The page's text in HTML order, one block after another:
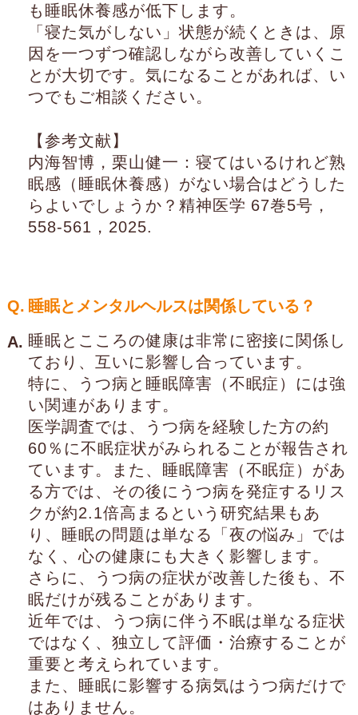
も睡眠休養感が低下します。
「寝た気がしない」状態が続くときは、原
因を一つずつ確認しながら改善していくこ
とが大切です。気になることがあれば、い
つでもご相談ください。
【参考文献】
内海智博，栗山健一：寝てはいるけれど熟
眠感（睡眠休養感）がない場合はどうした
らよいでしょうか？精神医学 67巻5号，
558-561，2025.
Q. 睡眠とメンタルヘルスは関係している？
A. 睡眠とこころの健康は非常に密接に関係し
ており、互いに影響し合っています。
特に、うつ病と睡眠障害（不眠症）には強
い関連があります。
医学調査では、うつ病を経験した方の約
60％に不眠症状がみられることが報告され
ています。また、睡眠障害（不眠症）があ
る方では、その後にうつ病を発症するリス
クが約2.1倍高まるという研究結果もあ
り、睡眠の問題は単なる「夜の悩み」では
なく、心の健康にも大きく影響します。
さらに、うつ病の症状が改善した後も、不
眠だけが残ることがあります。
近年では、うつ病に伴う不眠は単なる症状
ではなく、独立して評価・治療することが
重要と考えられています。
また、睡眠に影響する病気はうつ病だけで
はありません。